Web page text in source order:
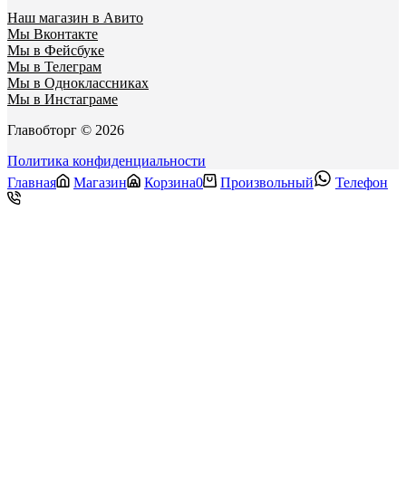
Наш магазин в Авито
Мы Вконтакте
Мы в Фейсбуке
Мы в Телеграм
Мы в Одноклассниках
Мы в Инстаграме
Главобторг © 2026
Политика конфиденциальности
Главная
Магазин Корзина0 Произвольный Телефон